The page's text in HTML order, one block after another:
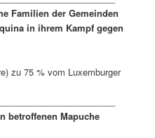
Familien der Gemeinden
in ihrem Kampf gegen
zu 75 % vom Luxemburger
betroffenen Mapuche